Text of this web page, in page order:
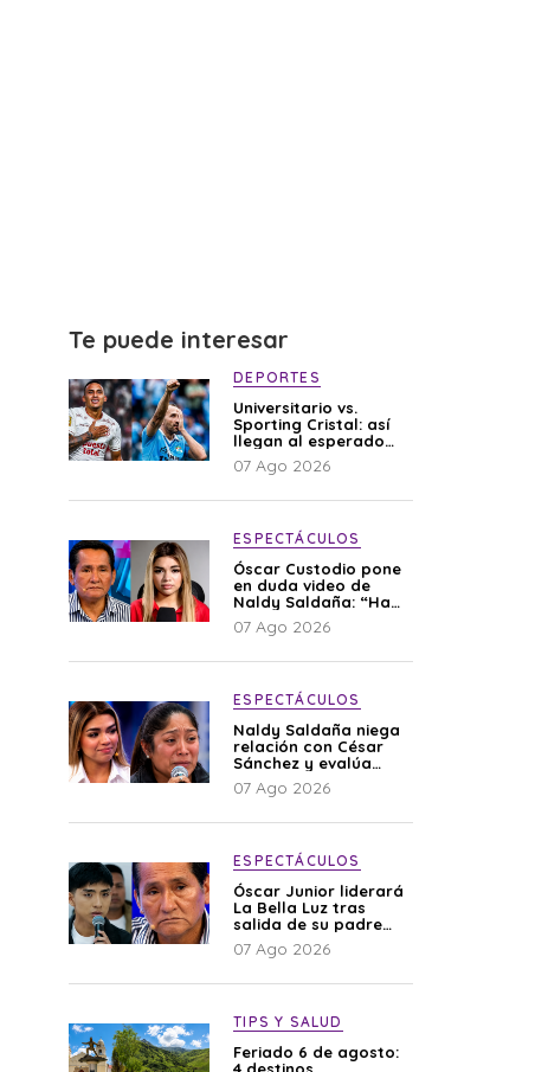
Te puede interesar
DEPORTES
Universitario vs.
Sporting Cristal: así
llegan al esperado
duelo
07 Ago 2026
ESPECTÁCULOS
Óscar Custodio pone
en duda video de
Naldy Saldaña: “Hay
cosas que de repente
se han editado”
07 Ago 2026
ESPECTÁCULOS
Naldy Saldaña niega
relación con César
Sánchez y evalúa
denunciar a su
esposa: “Es una
07 Ago 2026
ESPECTÁCULOS
Óscar Junior liderará
La Bella Luz tras
salida de su padre
por polémica con
Naldy Saldaña
07 Ago 2026
TIPS Y SALUD
Feriado 6 de agosto: